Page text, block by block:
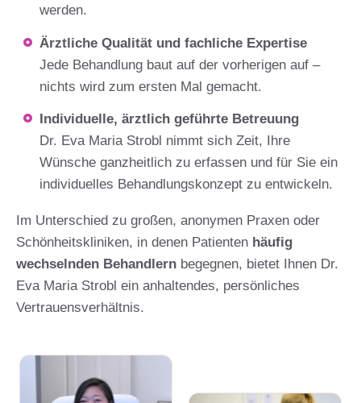
werden.
Ärztliche Qualität und fachliche Expertise
Jede Behandlung baut auf der vorherigen auf –
nichts wird zum ersten Mal gemacht.
Individuelle, ärztlich geführte Betreuung
Dr. Eva Maria Strobl nimmt sich Zeit, Ihre
Wünsche ganzheitlich zu erfassen und für Sie ein
individuelles Behandlungskonzept zu entwickeln.
Im Unterschied zu großen, anonymen Praxen oder
Schönheitskliniken, in denen Patienten häufig
wechselnden Behandlern begegnen, bietet Ihnen Dr.
Eva Maria Strobl ein anhaltendes, persönliches
Vertrauensverhältnis.